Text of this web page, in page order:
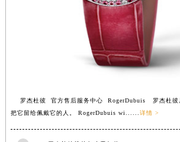
罗杰杜彼 官方售后服务中心 RogerDubuis 罗杰杜彼
把它留给佩戴它的人。 RogerDubuis wi......详情 >